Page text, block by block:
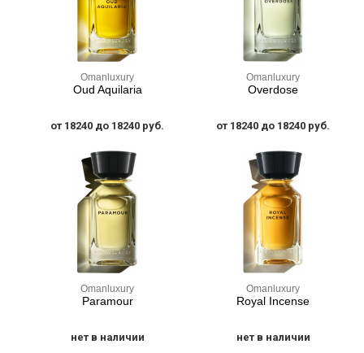
Omanluxury
Oud Aquilaria
от 18240 до 18240 руб.
Omanluxury
Overdose
от 18240 до 18240 руб.
Omanluxury
Paramour
нет в наличии
Omanluxury
Royal Incense
нет в наличии